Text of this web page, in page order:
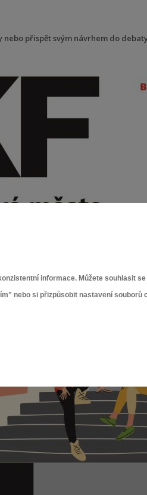
informace. Můžete souhlasit se
nebo si přizpůsobit nastavení souborů
přispět svým návrhem do